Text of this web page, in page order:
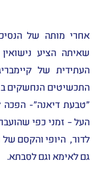
אחרי מותה של
שאיתה הציע
העתידית של
התכשיטים הנחשקים
"טבעת דיאנה"- הפכה
העל – זמני כפי
לדור, היופי והקסם
גם לאימא וגם לסבתא.